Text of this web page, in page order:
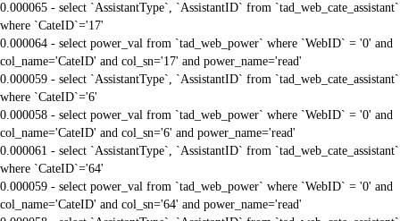
0.000065 - select `AssistantType`, `AssistantID` from `tad_web_cate_assistant`
where `CateID`='17'
0.000064 - select power_val from `tad_web_power` where `WebID` = '0' and
col_name='CateID' and col_sn='17' and power_name='read'
0.000059 - select `AssistantType`, `AssistantID` from `tad_web_cate_assistant`
where `CateID`='6'
0.000058 - select power_val from `tad_web_power` where `WebID` = '0' and
col_name='CateID' and col_sn='6' and power_name='read'
0.000061 - select `AssistantType`, `AssistantID` from `tad_web_cate_assistant`
where `CateID`='64'
0.000059 - select power_val from `tad_web_power` where `WebID` = '0' and
col_name='CateID' and col_sn='64' and power_name='read'